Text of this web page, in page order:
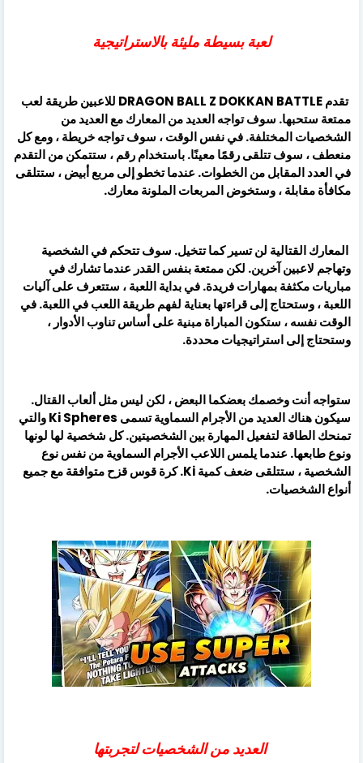
لعبة بسيطة مليئة بالاستراتيجية
تقدم DRAGON BALL Z DOKKAN BATTLE للاعبين طريقة لعب
ممتعة ستحبها. سوف تواجه العديد من المعارك مع العديد من
الشخصيات المختلفة. في نفس الوقت ، سوف تواجه خريطة ، ومع كل
منعطف ، سوف تتلقى رقمًا معينًا. باستخدام رقم ، ستتمكن من التقدم
في العدد المقابل من الخطوات. عندما تخطو إلى مربع أبيض ، ستتلقى
مكافأة مقابلة ، وستخوض المربعات الملونة معارك.
المعارك القتالية لن تسير كما تتخيل. سوف تتحكم في الشخصية
وتهاجم لاعبين آخرين. لكن ممتعة بنفس القدر عندما تشارك في
مباريات مكثفة بمهارات فريدة. في بداية اللعبة ، ستتعرف على آليات
اللعبة ، وستحتاج إلى قراءتها بعناية لفهم طريقة اللعب في اللعبة. في
الوقت نفسه ، ستكون المباراة مبنية على أساس تناوب الأدوار ،
وستحتاج إلى استراتيجيات محددة.
ستواجه أنت وخصمك بعضكما البعض ، لكن ليس مثل ألعاب القتال.
سيكون هناك العديد من الأجرام السماوية تسمى Ki Spheres والتي
تمنحك الطاقة لتفعيل المهارة بين الشخصيتين. كل شخصية لها لونها
ونوع طابعها. عندما يلمس اللاعب الأجرام السماوية من نفس نوع
الشخصية ، ستتلقى ضعف كمية Ki. كرة قوس قزح متوافقة مع جميع
أنواع الشخصيات.
العديد من الشخصيات لتجربتها